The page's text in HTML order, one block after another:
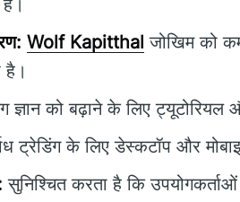
Wolf Kapitthal जोखिम को
है।
ज्ञान को बढ़ाने के लिए ट्यूटोरियल
ट्रेडिंग के लिए डेस्कटॉप और
सुनिश्चित करता है कि